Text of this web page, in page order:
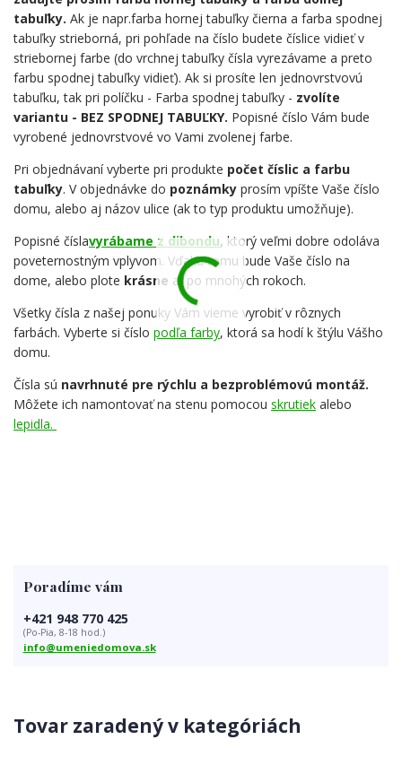
tabuľky. Ak je napr.farba hornej tabuľky čierna a farba spodnej
tabuľky strieborná, pri pohľade na číslo budete číslice vidieť v
striebornej farbe (do vrchnej tabuľky čísla vyrezávame a preto
farbu spodnej tabuľky vidieť). Ak si prosíte len jednovrstvovú
tabuľku, tak pri políčku - Farba spodnej tabuľky - zvolíte
variantu - BEZ SPODNEJ TABUĽKY. Popisné číslo Vám bude
vyrobené jednovrstvové vo Vami zvolenej farbe.
Pri objednávaní vyberte pri produkte počet číslic a farbu
tabuľky. V objednávke do poznámky prosím vpíšte Vaše číslo
domu, alebo aj názov ulice (ak to typ produktu umožňuje).
Popisné číslavyrábame z dibondu, ktorý veľmi dobre odoláva
poveternostným vplyvom. Vďaka tomu bude Vaše číslo na
dome, alebo plote krásne aj po mnohých rokoch.
Všetky čísla z našej ponuky Vám vieme vyrobiť v rôznych
farbách. Vyberte si číslo podľa farby, ktorá sa hodí k štýlu Vášho
domu.
Čísla sú navrhnuté pre rýchlu a bezproblémovú montáž.
Môžete ich namontovať na stenu pomocou skrutiek alebo
lepidla.
Tovar zaradený v kategóriách
Poradíme vám
+421 948 770 425
(Po-Pia, 8-18 hod.)
info@umeniedomova.sk